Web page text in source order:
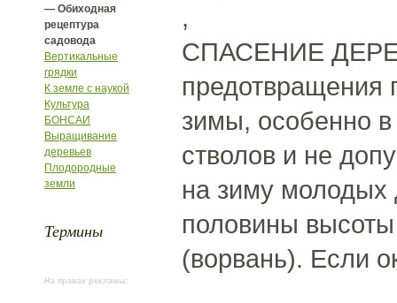
— Обиходная
рецептура
садовода
Вертикальные
грядки
К земле с наукой
Культура
БОНСАИ
Выращивание
деревьев
Плодородные
земли
Термины
На правах рекламы:
,
СПАСЕНИЕ
предотвращения
зимы, особенно в
стволов и не
на зиму молодых
половины
(ворвань). Если